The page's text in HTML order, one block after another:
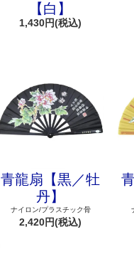
【白】
1,430円(税込)
青龍扇【黒／牡
丹】
ナイロン/プラスチック骨
2,420円(税込)